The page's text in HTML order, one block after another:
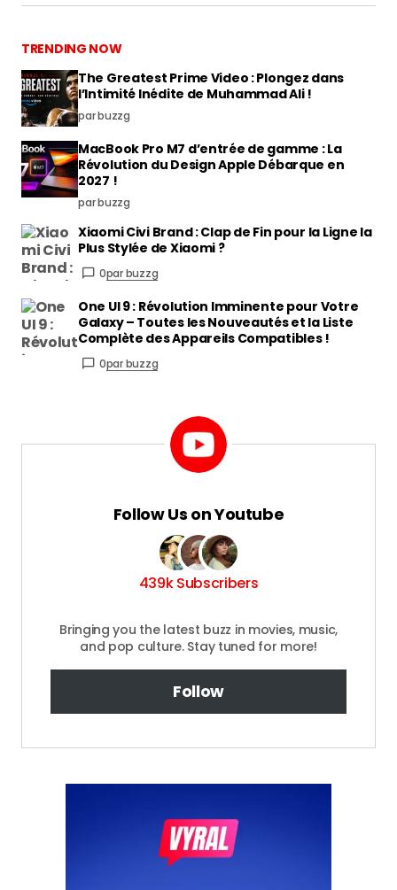
TRENDING NOW
The Greatest Prime Video : Plongez dans
l’Intimité Inédite de Muhammad Ali !
par buzzg
MacBook Pro M7 d’entrée de gamme : La
Révolution du Design Apple Débarque en
2027 !
par buzzg
Xiaomi Civi Brand : Clap de Fin pour la Ligne la
Plus Stylée de Xiaomi ?
0par buzzg
One UI 9 : Révolution Imminente pour Votre
Galaxy – Toutes les Nouveautés et la Liste
Complète des Appareils Compatibles !
0par buzzg
Follow Us on Youtube
439k Subscribers
Bringing you the latest buzz in movies, music,
and pop culture. Stay tuned for more!
Follow